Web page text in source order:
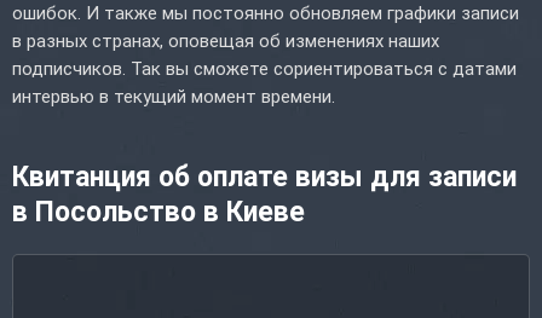
ошибок. И также мы постоянно обновляем графики записи
в разных странах, оповещая об изменениях наших
подписчиков. Так вы сможете сориентироваться с датами
интервью в текущий момент времени.
Квитанция об оплате визы для записи
в Посольство в Киеве